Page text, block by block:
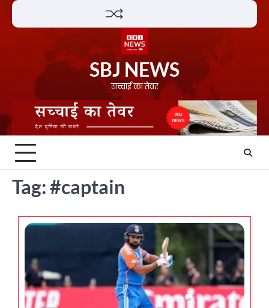
Skip
SBJ NEWS
सच्चाई का तेवर
Tag:#captain